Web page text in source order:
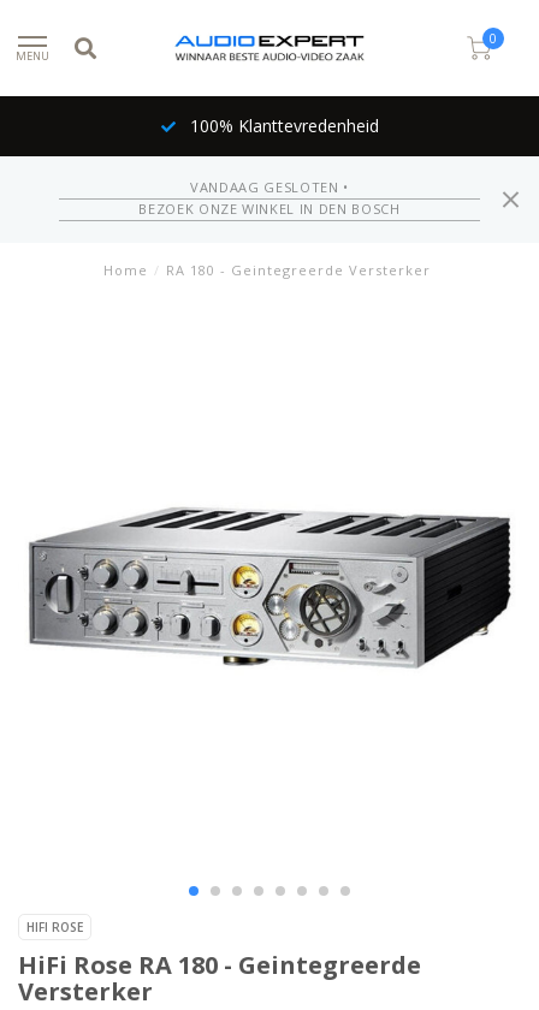
MENU
0
100% Klanttevredenheid
VANDAAG GESLOTEN •
BEZOEK ONZE WINKEL IN DEN BOSCH
Home / RA 180 - Geintegreerde Versterker
HIFI ROSE
HiFi Rose RA 180 - Geintegreerde
Versterker